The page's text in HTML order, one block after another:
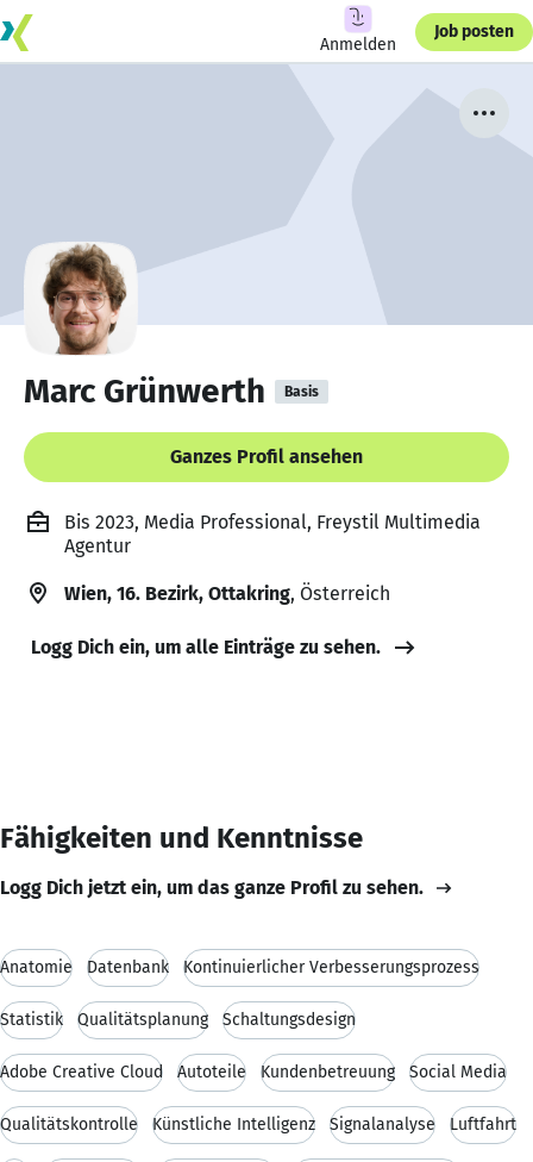
Anmelden
Job posten
Marc Grünwerth Basis
Ganzes Profil ansehen
Bis 2023, Media Professional, Freystil Multimedia
Agentur
Wien, 16. Bezirk, Ottakring, Österreich
Logg Dich ein, um alle Einträge zu sehen.
Fähigkeiten und Kenntnisse
Logg Dich jetzt ein, um das ganze Profil zu sehen.
Anatomie Datenbank Kontinuierlicher Verbesserungsprozess
Statistik Qualitätsplanung Schaltungsdesign
Adobe Creative Cloud Autoteile Kundenbetreuung Social Media
Qualitätskontrolle Künstliche Intelligenz Signalanalyse Luftfahrt